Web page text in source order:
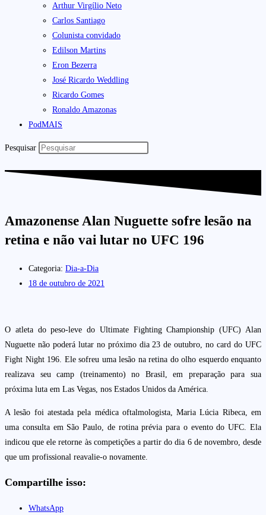
Arthur Virgílio Neto
Carlos Santiago
Colunista convidado
Edilson Martins
Eron Bezerra
José Ricardo Weddling
Ricardo Gomes
Ronaldo Amazonas
PodMAIS
Pesquisar
Amazonense Alan Nuguette sofre lesão na
retina e não vai lutar no UFC 196
Categoria: Dia-a-Dia
18 de outubro de 2021
O atleta do peso-leve do Ultimate Fighting Championship (UFC) Alan
Nuguette não poderá lutar no próximo dia 23 de outubro, no card do UFC
Fight Night 196. Ele sofreu uma lesão na retina do olho esquerdo enquanto
realizava seu camp (treinamento) no Brasil, em preparação para sua
próxima luta em Las Vegas, nos Estados Unidos da América.
A lesão foi atestada pela médica oftalmologista, Maria Lúcia Ribeca, em
uma consulta em São Paulo, de rotina prévia para o evento do UFC. Ela
indicou que ele retorne às competições a partir do dia 6 de novembro, desde
que um profissional reavalie-o novamente.
Compartilhe isso:
WhatsApp